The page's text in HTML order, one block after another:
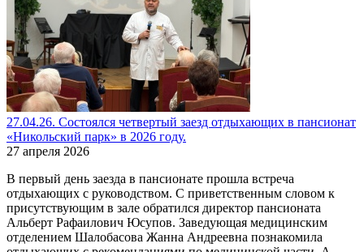
27.04.26. Состоялся четвертый заезд отдыхающих в пансионат
«Никольский парк» в 2026 году.
27 апреля 2026
В первый день заезда в пансионате прошла встреча
отдыхающих с руководством. С приветственным словом к
присутствующим в зале обратился директор пансионата
Альберт Рафаилович Юсупов. Заведующая медицинским
отделением Шалобасова Жанна Андреевна познакомила